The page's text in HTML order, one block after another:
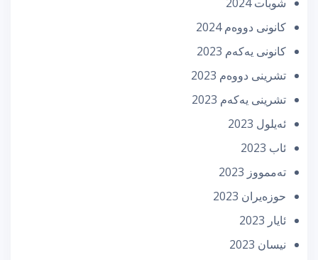
كانونی دووه‌م 2024
كانونی یه‌كه‌م 2023
تشرینی دووه‌م 2023
تشرینی یه‌كه‌م 2023
ئه‌یلول 2023
ئاب 2023
تەممووز 2023
حوزه‌یران 2023
ئایار 2023
نیسان 2023